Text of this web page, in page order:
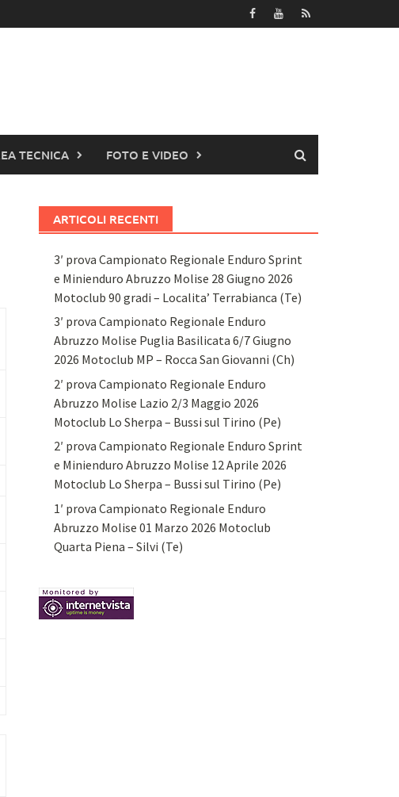
TECNICA FOTO E VIDEO
ARTICOLI RECENTI
3′ prova Campionato Regionale Enduro Sprint
e Minienduro Abruzzo Molise 28 Giugno 2026
Motoclub 90 gradi – Localita’ Terrabianca (Te)
3′ prova Campionato Regionale Enduro
Abruzzo Molise Puglia Basilicata 6/7 Giugno
2026 Motoclub MP – Rocca San Giovanni (Ch)
2′ prova Campionato Regionale Enduro
Abruzzo Molise Lazio 2/3 Maggio 2026
Motoclub Lo Sherpa – Bussi sul Tirino (Pe)
2′ prova Campionato Regionale Enduro Sprint
e Minienduro Abruzzo Molise 12 Aprile 2026
Motoclub Lo Sherpa – Bussi sul Tirino (Pe)
1′ prova Campionato Regionale Enduro
Abruzzo Molise 01 Marzo 2026 Motoclub
Quarta Piena – Silvi (Te)